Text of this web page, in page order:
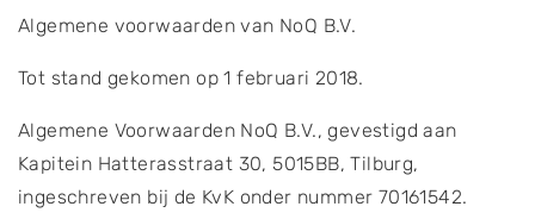
Algemene voorwaarden van NoQ B.V.
Tot stand gekomen op 1 februari 2018.
Algemene Voorwaarden NoQ B.V., gevestigd aan
Kapitein Hatterasstraat 30, 5015BB, Tilburg,
ingeschreven bij de KvK onder nummer 70161542.